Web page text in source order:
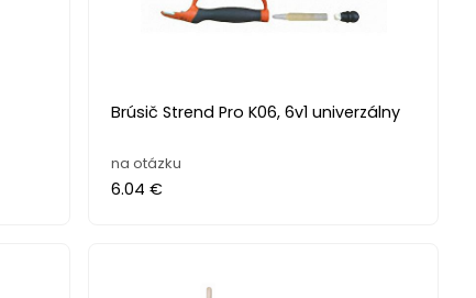
Brúsič Strend Pro K06, 6v1 univerzálny
na otázku
6.04 €